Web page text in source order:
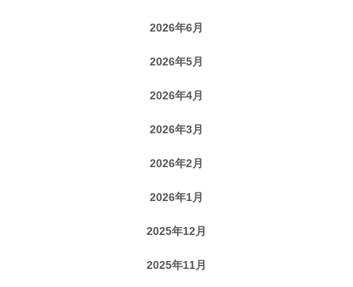
2026年6月
2026年5月
2026年4月
2026年3月
2026年2月
2026年1月
2025年12月
2025年11月